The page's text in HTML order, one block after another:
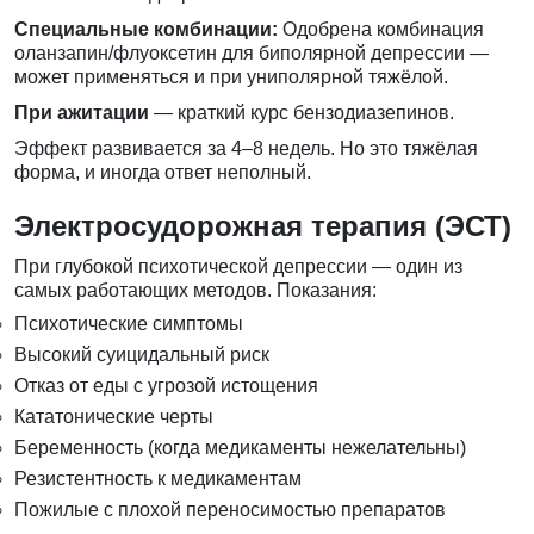
Специальные комбинации: Одобрена комбинация
оланзапин/флуоксетин для биполярной депрессии —
может применяться и при униполярной тяжёлой.
При ажитации — краткий курс бензодиазепинов.
Эффект развивается за 4–8 недель. Но это тяжёлая
форма, и иногда ответ неполный.
Электросудорожная терапия (ЭСТ)
При глубокой психотической депрессии — один из
самых работающих методов. Показания:
Психотические симптомы
Высокий суицидальный риск
Отказ от еды с угрозой истощения
Кататонические черты
Беременность (когда медикаменты нежелательны)
Резистентность к медикаментам
Пожилые с плохой переносимостью препаратов